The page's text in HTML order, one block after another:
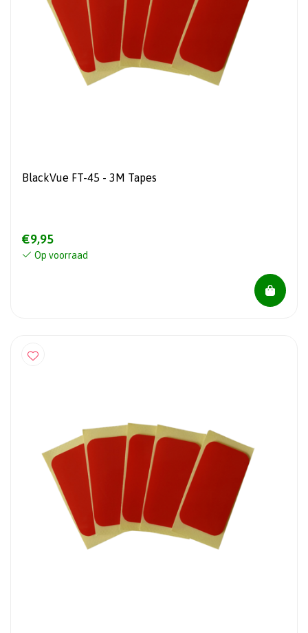
BlackVue FT-45 - 3M Tapes
€9,95
Op voorraad